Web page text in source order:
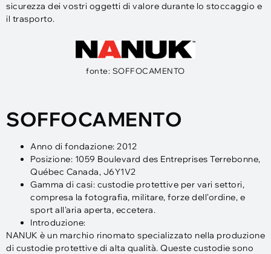
sicurezza dei vostri oggetti di valore durante lo stoccaggio e
il trasporto.
fonte: SOFFOCAMENTO
SOFFOCAMENTO
Anno di fondazione: 2012
Posizione: 1059 Boulevard des Entreprises Terrebonne,
Québec Canada, J6Y1V2
Gamma di casi: custodie protettive per vari settori,
compresa la fotografia, militare, forze dell'ordine, e
sport all'aria aperta, eccetera.
Introduzione:
NANUK è un marchio rinomato specializzato nella produzione
di custodie protettive di alta qualità. Queste custodie sono